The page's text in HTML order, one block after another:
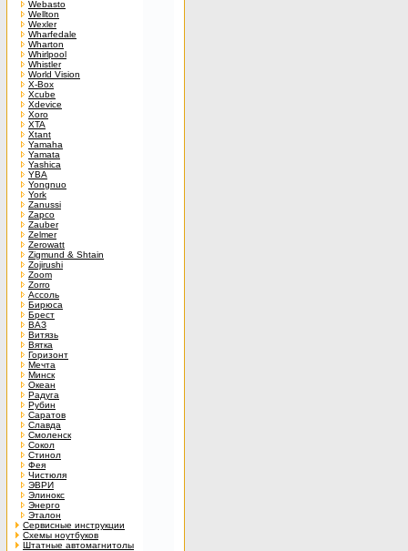
Webasto
Wellton
Wexler
Wharfedale
Wharton
Whirlpool
Whistler
World Vision
X-Box
Xcube
Xdevice
Xoro
XTA
Xtant
Yamaha
Yamata
Yashica
YBA
Yongnuo
York
Zanussi
Zapco
Zauber
Zelmer
Zerowatt
Zigmund & Shtain
Zojirushi
Zoom
Zorro
Ассоль
Бирюса
Брест
ВАЗ
Витязь
Вятка
Горизонт
Мечта
Минск
Океан
Радуга
Рубин
Саратов
Славда
Смоленск
Сокол
Стинол
Фея
Чистюля
ЭВРИ
Элинокс
Энерго
Эталон
Сервисные инструкции
Схемы ноутбуков
Штатные автомагнитолы